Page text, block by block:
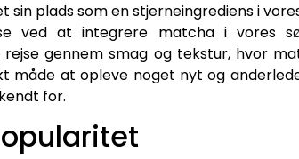
sin plads som en stjerneingrediens i
ved at integrere matcha i vores
gennem smag og tekstur, hvor
måde at opleve noget nyt og
for.